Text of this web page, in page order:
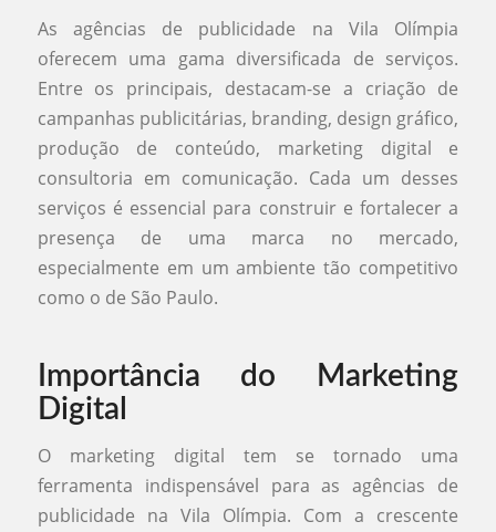
As agências de publicidade na Vila Olímpia
oferecem uma gama diversificada de serviços.
Entre os principais, destacam-se a criação de
campanhas publicitárias, branding, design gráfico,
produção de conteúdo, marketing digital e
consultoria em comunicação. Cada um desses
serviços é essencial para construir e fortalecer a
presença de uma marca no mercado,
especialmente em um ambiente tão competitivo
como o de São Paulo.
Importância do Marketing
Digital
O marketing digital tem se tornado uma
ferramenta indispensável para as agências de
publicidade na Vila Olímpia. Com a crescente